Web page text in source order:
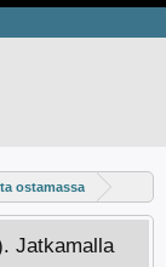
ostamassa
Jatkamalla